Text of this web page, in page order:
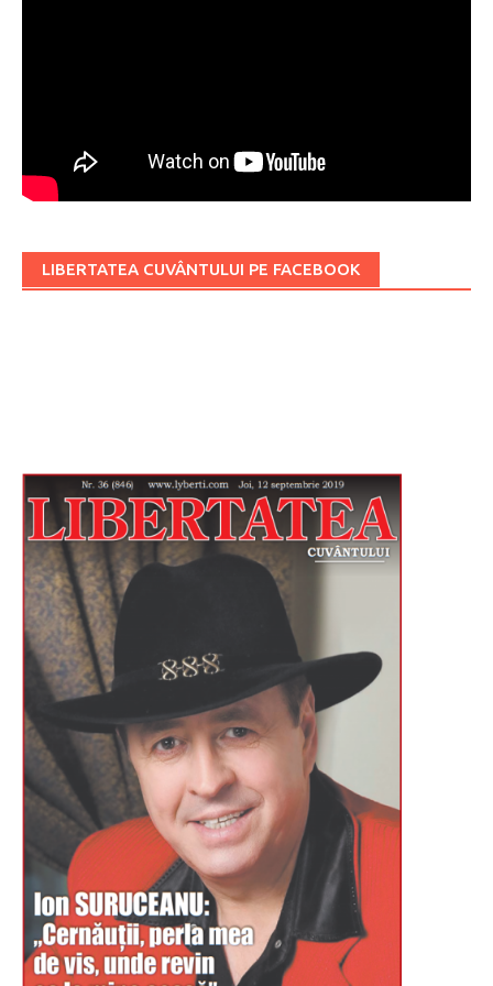
LIBERTATEA CUVÂNTULUI PE FACEBOOK